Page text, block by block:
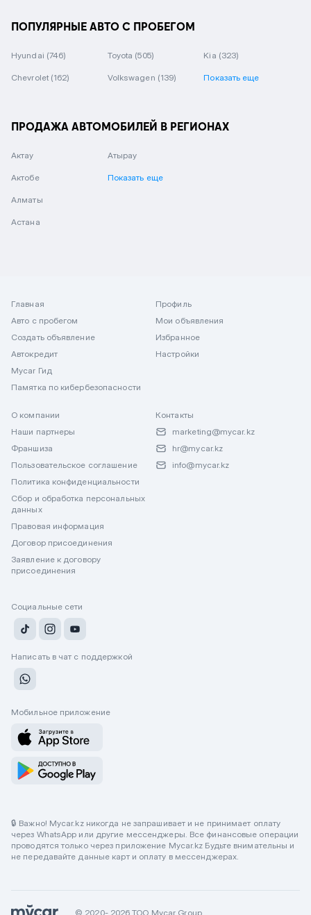
ПОПУЛЯРНЫЕ АВТО С ПРОБЕГОМ
Hyundai (746) Toyota (505) Kia (323)
Chevrolet (162) Volkswagen (139) Показать еще
ПРОДАЖА АВТОМОБИЛЕЙ В РЕГИОНАХ
Актау
Актобе
Алматы
Астана
Атырау
Показать еще
Главная
Авто с пробегом
Создать объявление
Автокредит
Mycar Гид
Памятка по кибербезопасности
Профиль
Мои объявления
Избранное
Настройки
О компании
Наши партнеры
Франшиза
Пользовательское соглашение
Политика конфиденциальности
Сбор и обработка персональных
данных
Правовая информация
Договор присоединения
Заявление к договору
присоединения
Контакты
marketing@mycar.kz
hr@mycar.kz
info@mycar.kz
Социальные сети
Написать в чат с поддержкой
Мобильное приложение
🔒 Важно! Mycar.kz никогда не запрашивает и не принимает оплату
через WhatsApp или другие мессенджеры. Все финансовые операции
проводятся только через приложение Mycar.kz Будьте внимательны и
не передавайте данные карт и оплату в мессенджерах.
© 2020- 2026 ТОО Mycar Group